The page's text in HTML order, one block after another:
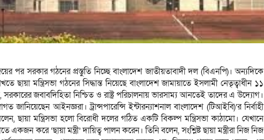
পর সরকার গঠনের প্রস্তুতি নিচ্ছে বাংলাদেশ জাতীয়তাবাদী দল (বিএনপি)। অন্যদিকে
ছায়া মন্ত্রিসভা গঠনের সিদ্ধান্ত নিয়েছে বাংলাদেশ জামায়াতে ইসলামী নেতৃত্বাধীন ১১
জবাবদিহিতা নিশ্চিত ও রাষ্ট্র পরিচালনায় ভারসাম্য আনতেই তাদের এ উদ্যোগ।
আইনজ্ঞরা। ট্রান্সপারেন্সি ইন্টারন্যাশনাল বাংলাদেশ (টিআইবি)’র নির্বাহী
ছায়া মন্ত্রিসভা হলো বিরোধী দলের গঠিত একটি বিকল্প মন্ত্রিসভা কাঠামো। যেখানে
একজন করে ‘ছায়া মন্ত্রী’ দায়িত্ব পালন করেন। তিনি বলেন, সংশ্লিষ্ট ছায়া মন্ত্রীরা নিজ নিজ